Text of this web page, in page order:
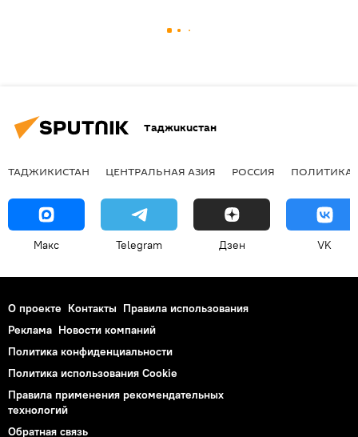
Таджикистан
ТАДЖИКИСТАН ЦЕНТРАЛЬНАЯ АЗИЯ РОССИЯ ПОЛИТИКА
Макс Telegram Дзен VK
О проекте Контакты Правила использования
Реклама Новости компаний
Политика конфиденциальности
Политика использования Cookie
Правила применения рекомендательных
технологий
Обратная связь